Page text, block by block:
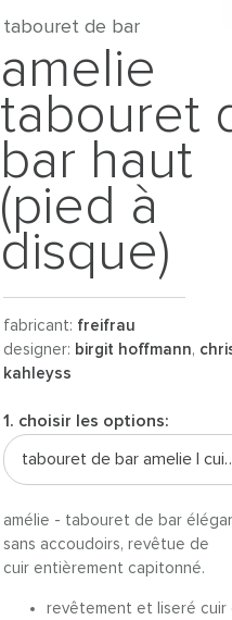
tabouret de bar
amelie
tabouret
bar haut
(pied à
disque)
fabricant: freifrau
designer: birgit hoffmann,
kahleyss
1. choisir les options:
tabouret de
amélie - tabouret de bar
sans accoudoirs, revêtue de
cuir entièrement capitonné.
revêtement et liseré cuir